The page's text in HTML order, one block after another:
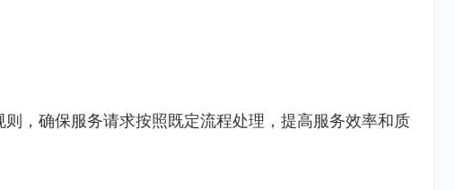
，确保服务请求按照既定流程处理，提高服务效率和质